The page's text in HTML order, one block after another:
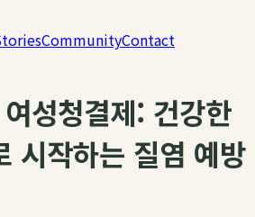
CommunityContact
성청결제: 건강한
시작하는 질염 예방